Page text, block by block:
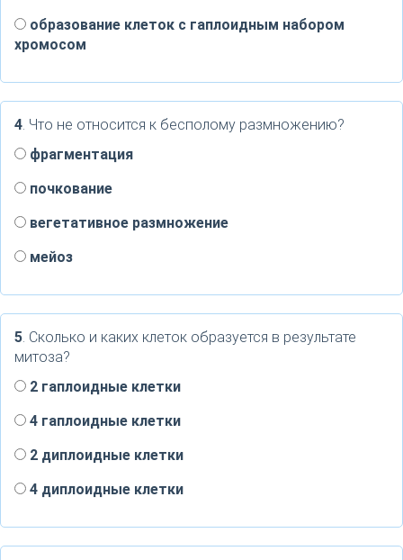
образование клеток с гаплоидным набором
хромосом
4. Что не относится к бесполому размножению?
фрагментация
почкование
вегетативное размножение
мейоз
5. Сколько и каких клеток образуется в результате
митоза?
2 гаплоидные клетки
4 гаплоидные клетки
2 диплоидные клетки
4 диплоидные клетки